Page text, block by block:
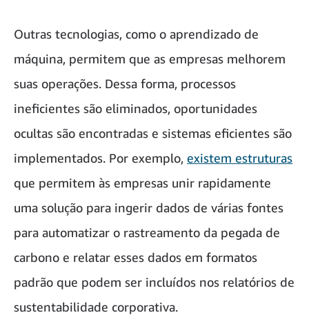
Outras tecnologias, como o aprendizado de
máquina, permitem que as empresas melhorem
suas operações. Dessa forma, processos
ineficientes são eliminados, oportunidades
ocultas são encontradas e sistemas eficientes são
implementados. Por exemplo, existem estruturas
que permitem às empresas unir rapidamente
uma solução para ingerir dados de várias fontes
para automatizar o rastreamento da pegada de
carbono e relatar esses dados em formatos
padrão que podem ser incluídos nos relatórios de
sustentabilidade corporativa.